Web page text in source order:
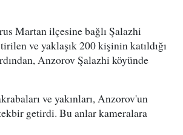
Martan ilçesine bağlı Şalazhi
ve yaklaşık 200 kişinin katıldığı
Anzorov Şalazhi köyünde
ve yakınları, Anzorov'un
getirdi. Bu anlar kameralara